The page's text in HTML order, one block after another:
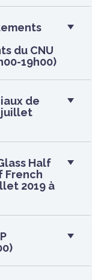
du CNU
19h00)
de
juillet
Half
French
2019 à